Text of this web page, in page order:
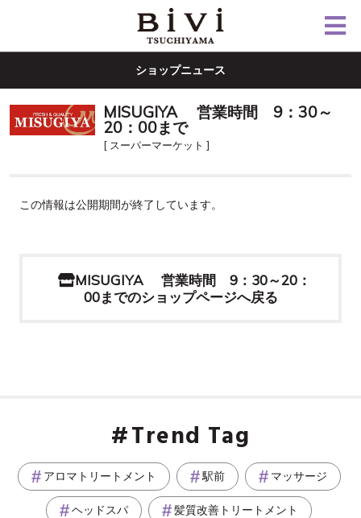
ショップニュース
MISUGIYA 営業時間 9：30～
20：00まで
[ スーパーマーケット ]
この情報は公開期間が終了しています。
MISUGIYA 営業時間 9：30～20：
00までのショップページへ戻る
Trend Tag
アロマトリートメント 駅前 マッサージ
ヘッドスパ 髪質改善トリートメント